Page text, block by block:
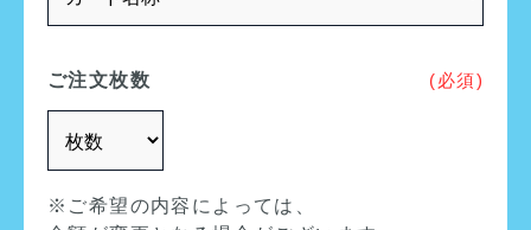
ご注文枚数 (必須)
※ご希望の内容によっては、